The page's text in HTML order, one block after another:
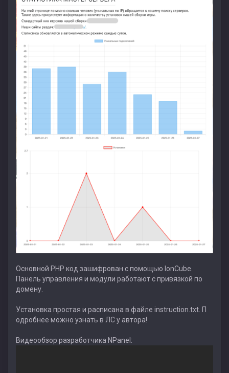
Основной PHP код зашифрован с помощью IonCube.
Панель управления и модули работают с привязкой по
домену.
Установка простая и расписана в файле instruction.txt. П
одробнее можно узнать в ЛС у автора!
Видеообзор разработчика NPanel: